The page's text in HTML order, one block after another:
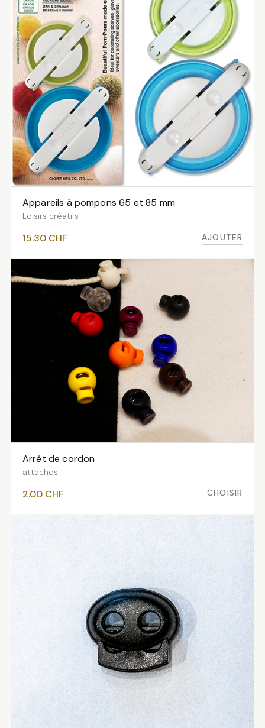
AJOUTER AU PANIER
Appareils à pompons 65 et 85 mm
Loisirs créatifs
15.30 CHF AJOUTER
VOIR LES VARIANTES
Arrêt de cordon
attaches
2.00 CHF CHOISIR